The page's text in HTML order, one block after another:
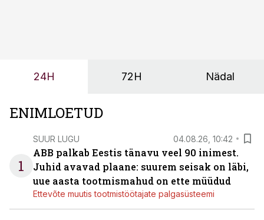
OÜ tegevjuht Sander Mitendorf.
24H 72H Nädal
ENIMLOETUD
1
SUUR LUGU 04.08.26, 10:42
ABB palkab Eestis tänavu veel 90 inimest.
Juhid avavad plaane: suurem seisak on läbi,
uue aasta tootmismahud on ette müüdud
Ettevõte muutis tootmistöötajate palgasüsteemi